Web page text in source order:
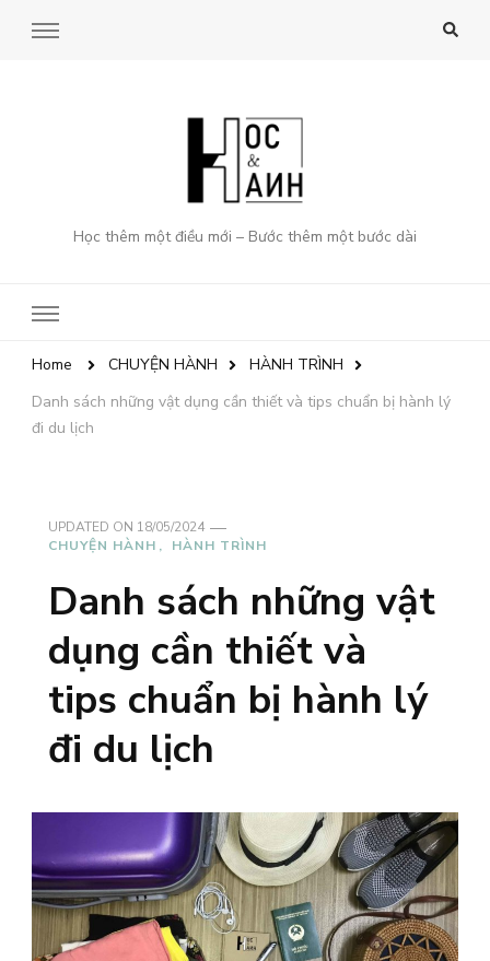
Học thêm một điều mới – Bước thêm một bước dài
Home CHUYỆN HÀNH
HÀNH TRÌNH
Danh sách những vật dụng cần thiết và tips chuẩn bị hành lý
đi du lịch
UPDATED ON 18/05/2024
CHUYỆN HÀNH
HÀNH TRÌNH
Danh sách những vật
dụng cần thiết và
tips chuẩn bị hành lý
đi du lịch